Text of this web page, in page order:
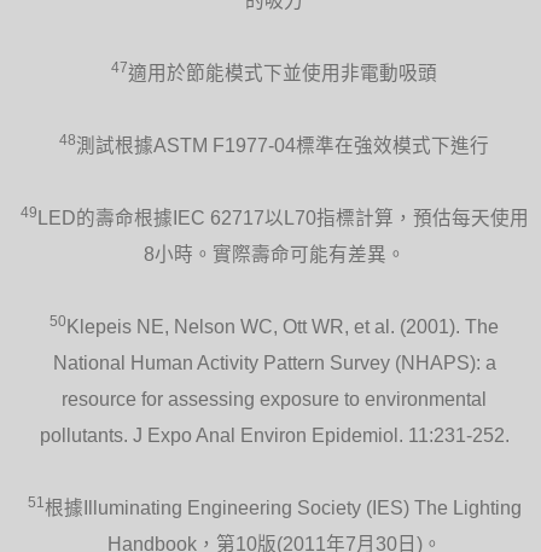
47適用於節能模式下並使用非電動吸頭
48測試根據ASTM F1977-04標準在強效模式下進行
49
LED的壽命根據IEC 62717以L70指標計算，預估每天使用
8小時。實際壽命可能有差異。
50 Klepeis NE, Nelson WC, Ott WR, et al. (2001). The
National Human Activity Pattern Survey (NHAPS): a
resource for assessing exposure to environmental
pollutants. J Expo Anal Environ Epidemiol. 11:231-252.
51 根據Illuminating Engineering Society (IES) The Lighting
Handbook，第10版(2011年7月30日)。